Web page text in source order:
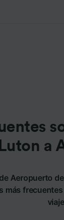
a
Aeropuerto
más